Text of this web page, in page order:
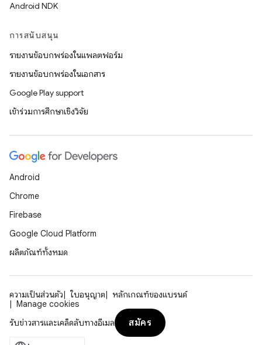
Android NDK
การสนับสนุน
รายงานข้อบกพร่องในแพลตฟอร์ม
รายงานข้อบกพร่องในเอกสาร
Google Play support
เข้าร่วมการศึกษาเชิงวิจัย
Android
Chrome
Firebase
Google Cloud Platform
ผลิตภัณฑ์ทั้งหมด
ความเป็นส่วนตัว ใบอนุญาต
หลักเกณฑ์ของแบรนด์
Manage cookies
รับข่าวสารและเคล็ดลับทางอีเมล
สมัคร